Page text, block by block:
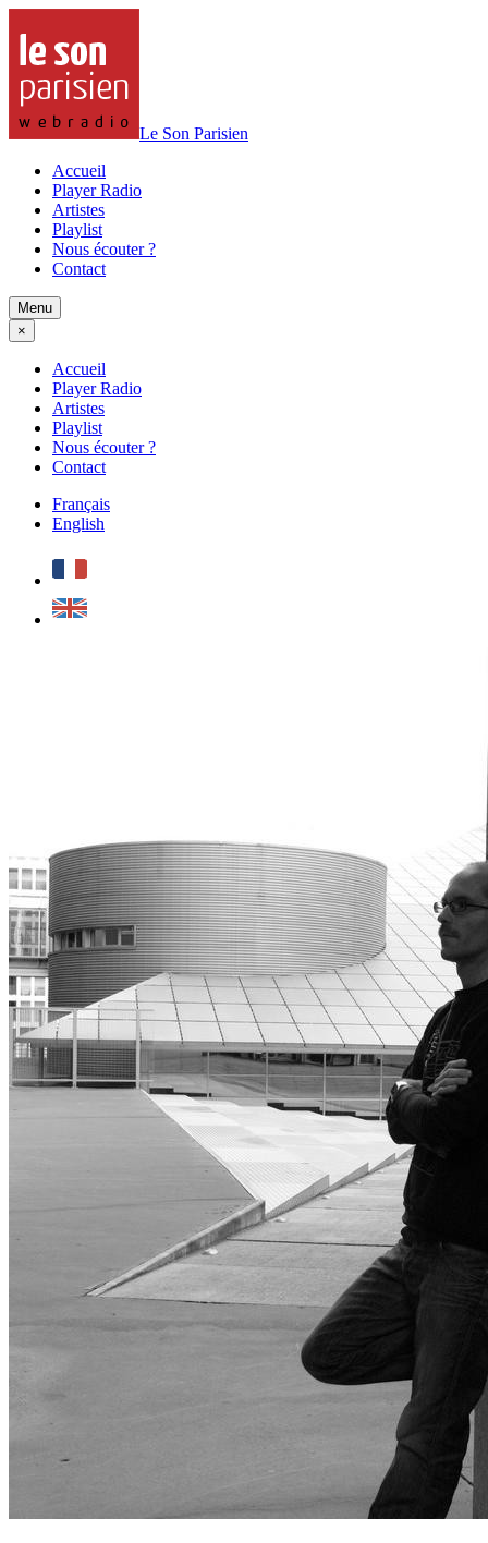
Le Son Parisien
Accueil
Player Radio
Artistes
Playlist
Nous écouter ?
Contact
Menu
×
Accueil
Player Radio
Artistes
Playlist
Nous écouter ?
Contact
Français
English